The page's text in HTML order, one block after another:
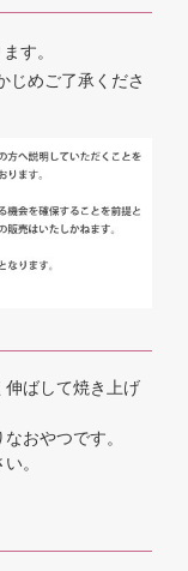
す。
じめご了承くださ
伸ばして焼き上げ
おやつです。
。